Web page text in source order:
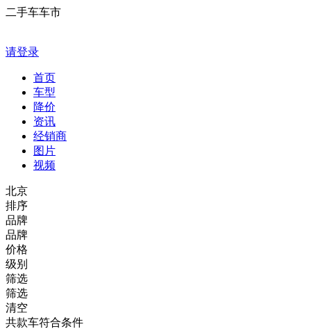
二手车车市
请登录
首页
车型
降价
资讯
经销商
图片
视频
北京
排序
品牌
品牌
价格
级别
筛选
筛选
清空
共款车符合条件